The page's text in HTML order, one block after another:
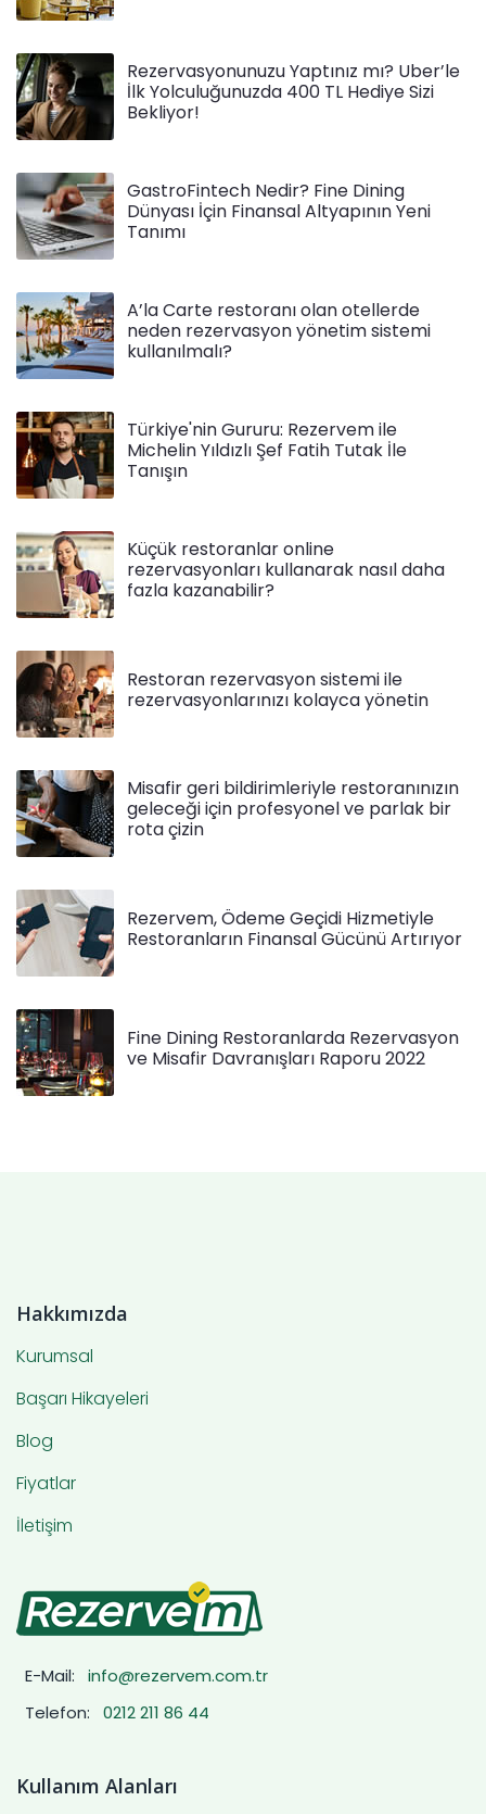
Rezervasyonunuzu Yaptınız mı? Uber’le
İlk Yolculuğunuzda 400 TL Hediye Sizi
Bekliyor!
GastroFintech Nedir? Fine Dining
Dünyası İçin Finansal Altyapının Yeni
Tanımı
A’la Carte restoranı olan otellerde
neden rezervasyon yönetim sistemi
kullanılmalı?
Türkiye'nin Gururu: Rezervem ile
Michelin Yıldızlı Şef Fatih Tutak İle
Tanışın
Küçük restoranlar online
rezervasyonları kullanarak nasıl daha
fazla kazanabilir?
Restoran rezervasyon sistemi ile
rezervasyonlarınızı kolayca yönetin
Misafir geri bildirimleriyle restoranınızın
geleceği için profesyonel ve parlak bir
rota çizin
Rezervem, Ödeme Geçidi Hizmetiyle
Restoranların Finansal Gücünü Artırıyor
Fine Dining Restoranlarda Rezervasyon
ve Misafir Davranışları Raporu 2022
Hakkımızda
Kurumsal
Başarı Hikayeleri
Blog
Fiyatlar
İletişim
E-Mail:
info@rezervem.com.tr
Telefon:
0212 211 86 44
Kullanım Alanları